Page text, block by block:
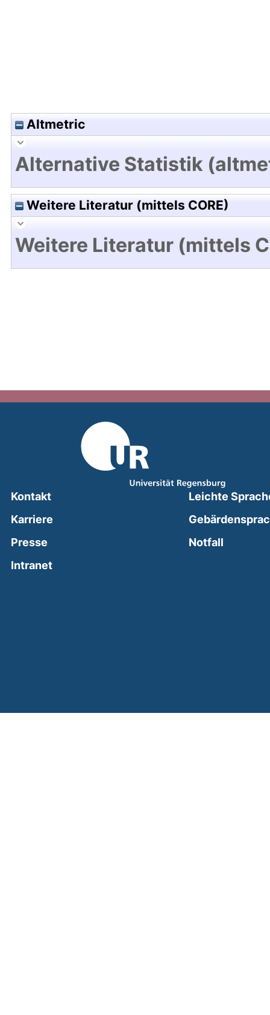
Altmetric
Alternative Statistik
Weitere Literatur (mittels CORE)
Weitere Literatur (mittels
Kontakt
Karriere
Presse
Intranet(external link, opens in a new window)
Leichte
Notfall